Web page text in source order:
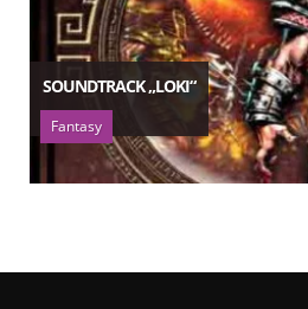
SOUNDTRACK „LOKI“
Fantasy